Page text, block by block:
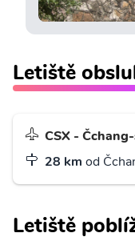
Letiště
CSX -
28 km od
Letiště